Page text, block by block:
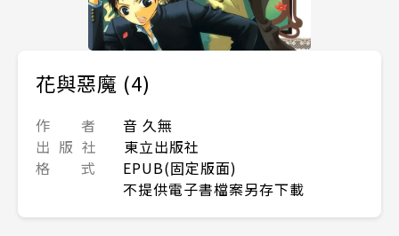
花與惡魔 (4)
作 者
音 久無
出 版 社
東立出版社
格 式
EPUB(固定版面)
不提供電子書檔案另存下載